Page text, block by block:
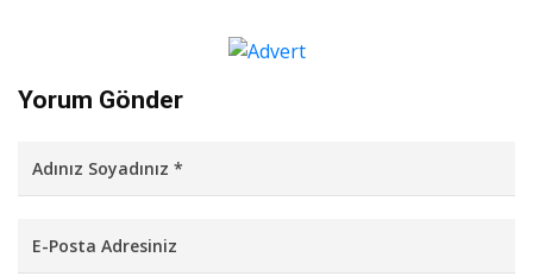
Yorum Gönder